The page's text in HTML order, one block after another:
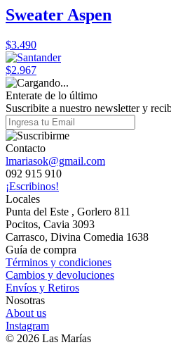
Sweater Aspen
$3.490
$2.967
Enterate de lo último
Suscribite a nuestro newsletter y
Contacto
lmariasok@gmail.com
092 915 910
¡Escribinos!
Locales
Punta del Este , Gorlero 811
Pocitos, Cavia 3093
Carrasco, Divina Comedia 1638
Guía de compra
Términos y condiciones
Cambios y devoluciones
Envíos y Retiros
Nosotras
About us
Instagram
© 2026 Las Marías